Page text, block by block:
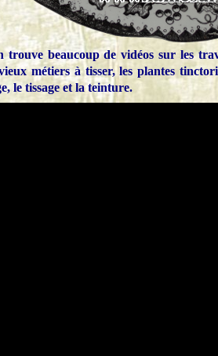
beaucoup de vidéos sur les
métiers à tisser, les plantes
le tissage et la teinture.